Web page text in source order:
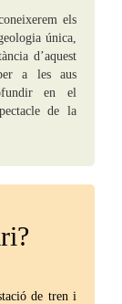
els
única,
d’aquest
a les aus
en el
de la
de tren i